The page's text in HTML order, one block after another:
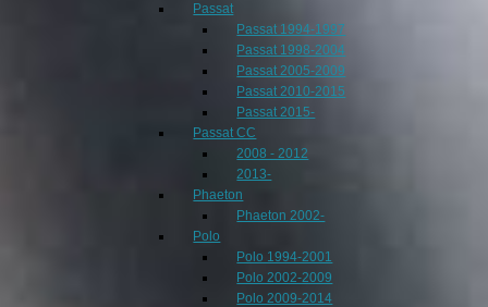
Passat
Passat 1994-1997
Passat 1998-2004
Passat 2005-2009
Passat 2010-2015
Passat 2015-
Passat CC
2008 - 2012
2013-
Phaeton
Phaeton 2002-
Polo
Polo 1994-2001
Polo 2002-2009
Polo 2009-2014